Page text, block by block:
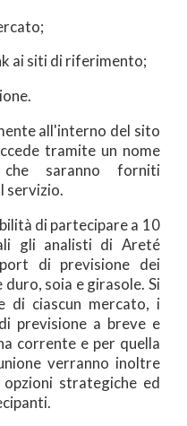
ai siti di riferimento;
all'interno del sito
tramite un nome
saranno forniti
servizio.
di partecipare a 10
gli analisti di Areté
di previsione dei
soia e girasole. Si
di ciascun mercato, i
previsione a breve e
corrente e per quella
verranno inoltre
strategiche ed